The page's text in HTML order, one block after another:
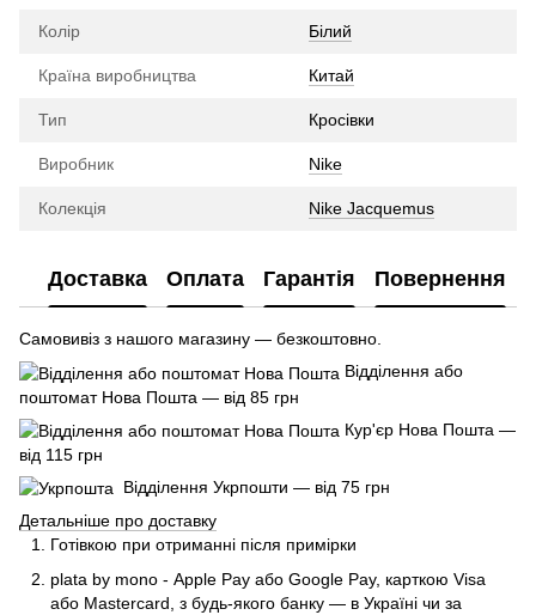
Колір Білий
Країна виробництва Китай
Тип Кросівки
Виробник Nike
Колекція Nike Jacquemus
Доставка Оплата Гарантія Повернення
Самовивіз з нашого магазину — безкоштовно.
Відділення або
поштомат Нова Пошта — від 85 грн
Кур'єр Нова Пошта —
від 115 грн
Відділення Укрпошти — від 75 грн
Детальніше про доставку
Готівкою при отриманні після примірки
plata by mono - Apple Pay або Google Pay, карткою Visa
або Mastercard, з будь-якого банку — в Україні чи за